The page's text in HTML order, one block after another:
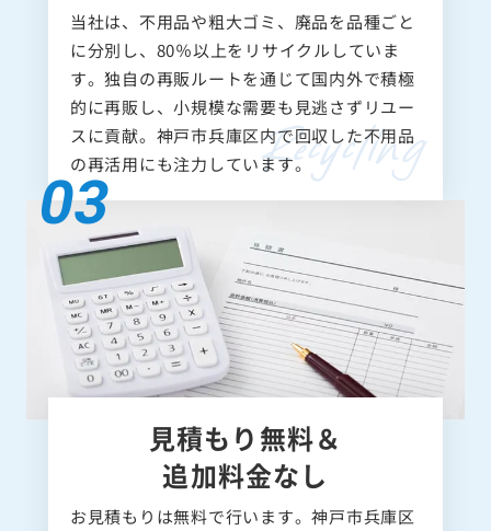
当社は、不用品や粗大ゴミ、廃品を品種ごと
に分別し、80％以上をリサイクルしていま
す。独自の再販ルートを通じて国内外で積極
的に再販し、小規模な需要も見逃さずリユー
スに貢献。神戸市兵庫区内で回収した不用品
の再活用にも注力しています。
見積もり無料＆
追加料金なし
お見積もりは無料で行います。神戸市兵庫区